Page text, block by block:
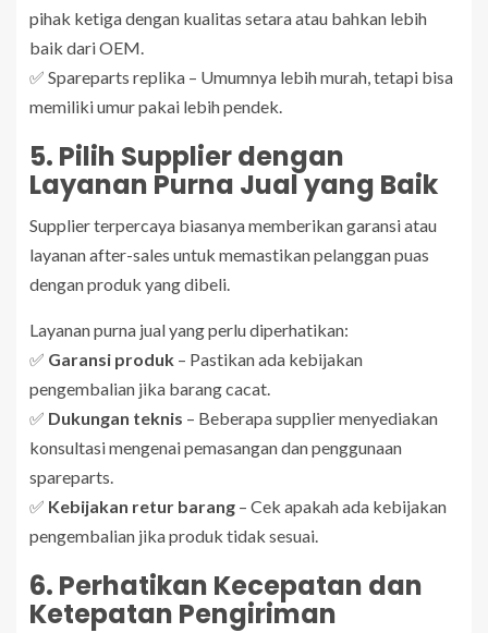
pihak ketiga dengan kualitas setara atau bahkan lebih
baik dari OEM.
✅ Spareparts replika – Umumnya lebih murah, tetapi bisa
memiliki umur pakai lebih pendek.
5. Pilih Supplier dengan
Layanan Purna Jual yang Baik
Supplier terpercaya biasanya memberikan garansi atau
layanan after-sales untuk memastikan pelanggan puas
dengan produk yang dibeli.
Layanan purna jual yang perlu diperhatikan:
✅ Garansi produk – Pastikan ada kebijakan
pengembalian jika barang cacat.
✅ Dukungan teknis – Beberapa supplier menyediakan
konsultasi mengenai pemasangan dan penggunaan
spareparts.
✅ Kebijakan retur barang – Cek apakah ada kebijakan
pengembalian jika produk tidak sesuai.
6. Perhatikan Kecepatan dan
Ketepatan Pengiriman